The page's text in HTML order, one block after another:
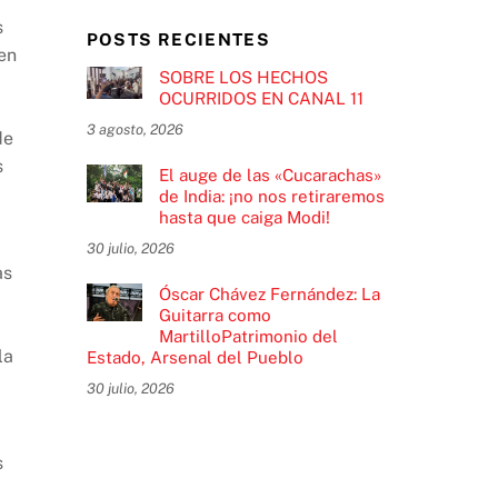
POSTS RECIENTES
SOBRE LOS HECHOS
OCURRIDOS EN CANAL 11
3 agosto, 2026
El auge de las «Cucarachas»
de India: ¡no nos retiraremos
hasta que caiga Modi!
30 julio, 2026
Óscar Chávez Fernández: La
Guitarra como
MartilloPatrimonio del
Estado, Arsenal del Pueblo
30 julio, 2026